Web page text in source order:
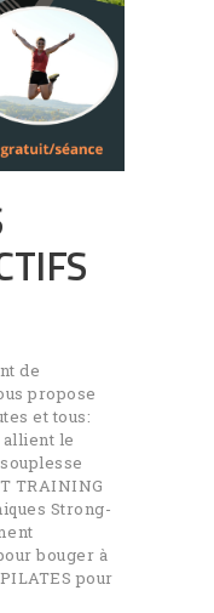
de
propose
et tous:
allient le
TRAINING
Strong-
bouger à
pour